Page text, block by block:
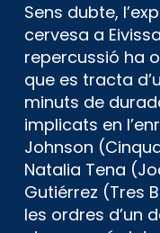
Sens dubte,
cervesa a
repercussió ha
que es tracta
minuts de
implicats en
Johnson
Natalia Tena
Gutiérrez (Tres
les ordres d’un